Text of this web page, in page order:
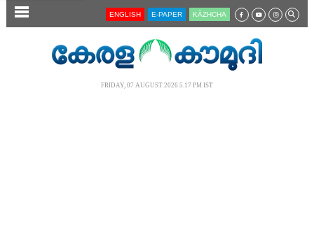
SECTIONS ENGLISH E-PAPER KĀZHCHA
FRIDAY, 07 AUGUST 2026 5.17 PM IST